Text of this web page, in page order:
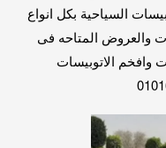
السياحية بكل انواع
والعروض المتاحه فى
وافخم الاتوبيسات